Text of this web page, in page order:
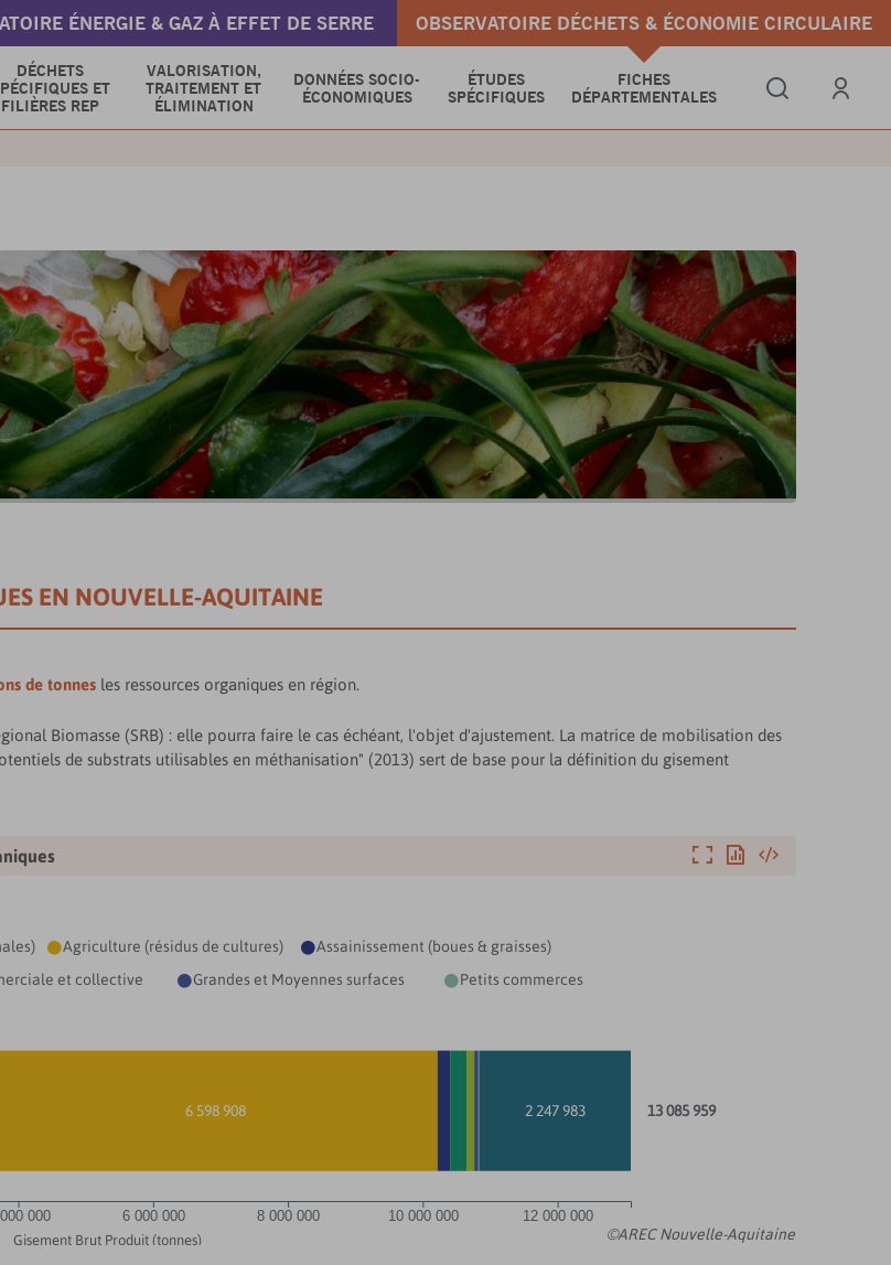
ÉNERGIE & GAZ À EFFET DE SERRE OBSERVATOIRE DÉCHETS & ÉCONOMIE CIRCULAIRE
DÉCHETS
ET
FILIÈRES REP
VALORISATION,
TRAITEMENT ET
ÉLIMINATION
DONNÉES SOCIO-
ÉCONOMIQUES
ÉTUDES
SPÉCIFIQUES
FICHES
DÉPARTEMENTALES
EN NOUVELLE-AQUITAINE
de tonnes les ressources organiques en région.
Biomasse (SRB) : elle pourra faire le cas échéant, l'objet d'ajustement. La matrice de mobilisation des
de substrats utilisables en méthanisation" (2013) sert de base pour la définition du gisement
AgrandirExporterIntégrer
Agriculture (résidus de cultures) Assainissement (boues & graisses)
et collective Grandes et Moyennes surfaces Petits commerces
©AREC Nouvelle-Aquitaine
000 6 000 000 8 000 000 10 000 000 12 000 000
Gisement Brut Produit (tonnes)
6 598 908 2 247 983 13 085 959